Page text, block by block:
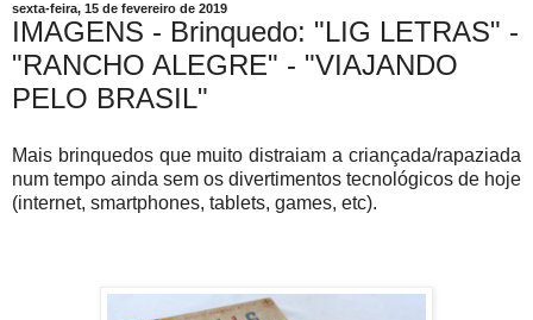
sexta-feira, 15 de fevereiro de 2019
IMAGENS - Brinquedo: "LIG LETRAS" -
"RANCHO ALEGRE" - "VIAJANDO
PELO BRASIL"
Mais brinquedos que muito distraiam a criançada/rapaziada
num tempo ainda sem os divertimentos tecnológicos de hoje
(internet, smartphones, tablets, games, etc).